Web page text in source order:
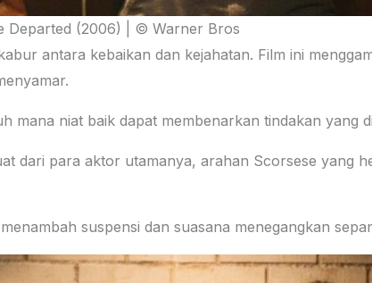
Departed (2006) | © Warner Bros
antara kebaikan dan kejahatan. Film ini
mana niat baik dapat membenarkan tindakan yang
dari para aktor utamanya, arahan Scorsese yang
suspensi dan suasana menegangkan